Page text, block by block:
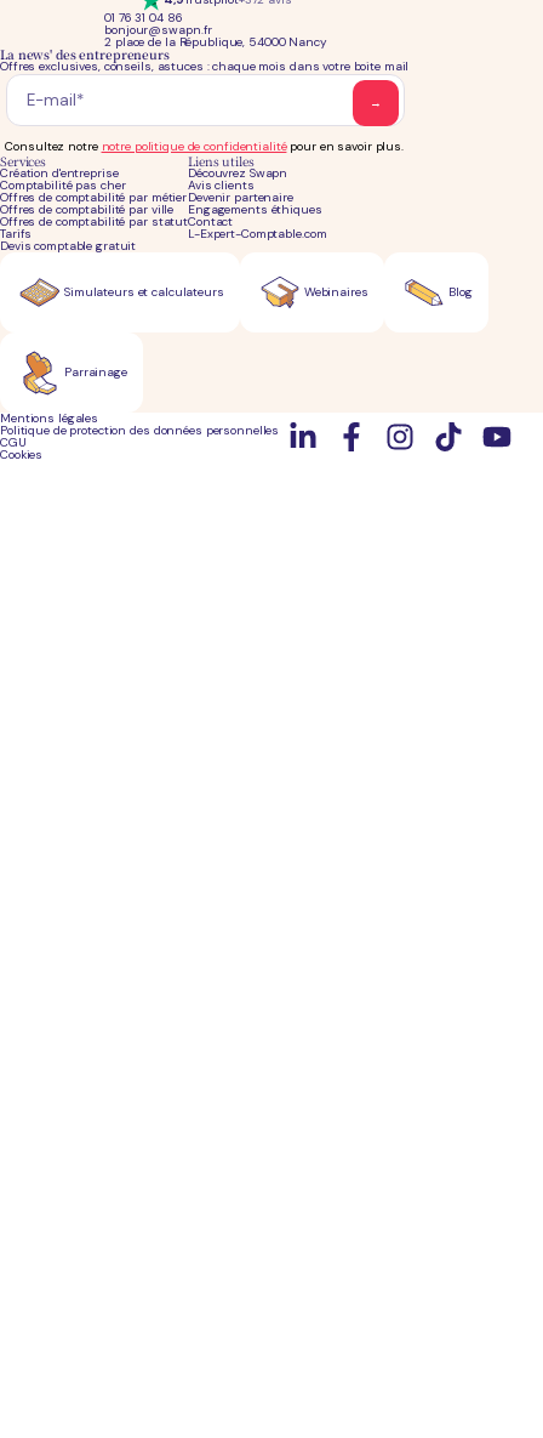
01 76 31 04 86
bonjour@swapn.fr
2 place de la République, 54000 Nancy
Services
Création d'entreprise
Comptabilité pas cher
Offres de comptabilité par métier
Offres de comptabilité par ville
Offres de comptabilité par statut
Tarifs
Devis comptable gratuit
Liens utiles
Découvrez Swapn
Avis clients
Devenir partenaire
Engagements éthiques
Contact
L-Expert-Comptable.com
La news' des entrepreneurs
Offres exclusives, conseils, astuces : chaque mois dans votre boite mail
Consultez notre notre politique de confidentialitépour en savoir plus.
Simulateurs et calculateurs Blog
Parrainage
Webinaires
Mentions légales
Politique de protection des données personnelles
CGU
Cookies